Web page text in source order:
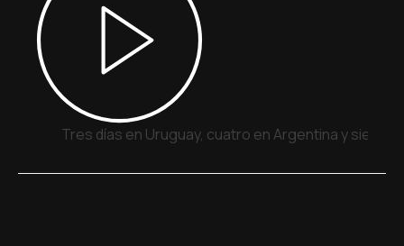
Tres días en Uruguay, cuatro en Argentina y siete